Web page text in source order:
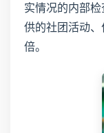
实情况的内部
供的社团活动
倍。